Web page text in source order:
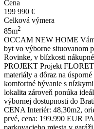
Cena
199 990 €
Celková výmera
85m2
OCCAM NEW HOME
byt vo výborne situovanom
Rovinke, v blízkosti
PROJEKT Projekt
materiály a dôraz na
komfortné bývanie s
lokalita zároveň ponúka
výbornej dostupnosti do
CENA Interiér: 48,30m2,
prvé, cena: 199.990 EUR